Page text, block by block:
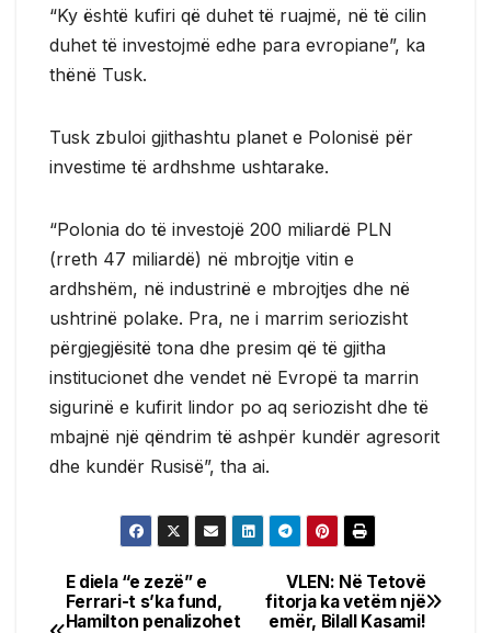
“Ky është kufiri që duhet të ruajmë, në të cilin
duhet të investojmë edhe para evropiane”, ka
thënë Tusk.
Tusk zbuloi gjithashtu planet e Polonisë për
investime të ardhshme ushtarake.
“Polonia do të investojë 200 miliardë PLN
(rreth 47 miliardë) në mbrojtje vitin e
ardhshëm, në industrinë e mbrojtjes dhe në
ushtrinë polake. Pra, ne i marrim seriozisht
përgjegjësitë tona dhe presim që të gjitha
institucionet dhe vendet në Evropë ta marrin
sigurinë e kufirit lindor po aq seriozisht dhe të
mbajnë një qëndrim të ashpër kundër agresorit
dhe kundër Rusisë”, tha ai.
Post
VLEN: Në Tetovë
fitorja ka vetëm një
emër, Bilall Kasami!
E diela “e zezë” e
Ferrari-t s’ka fund,
Hamilton penalizohet